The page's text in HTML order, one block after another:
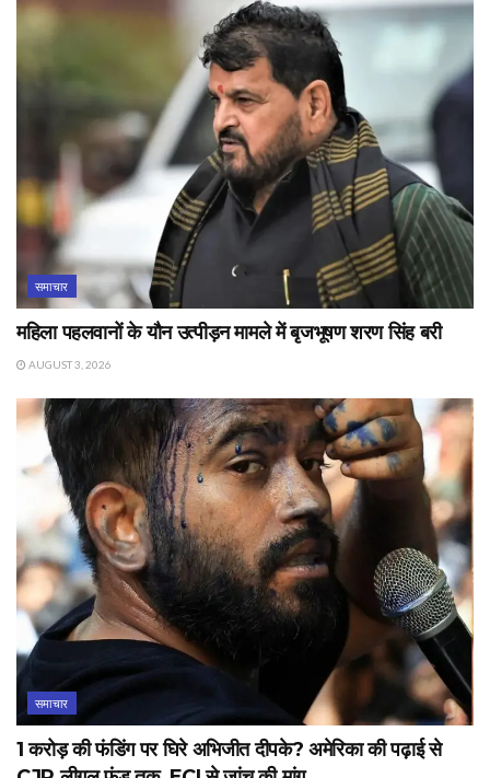
समाचार
महिला पहलवानों के यौन उत्पीड़न मामले में बृजभूषण शरण सिंह बरी
AUGUST 3, 2026
समाचार
1 करोड़ की फंडिंग पर घिरे अभिजीत दीपके? अमेरिका की पढ़ाई से